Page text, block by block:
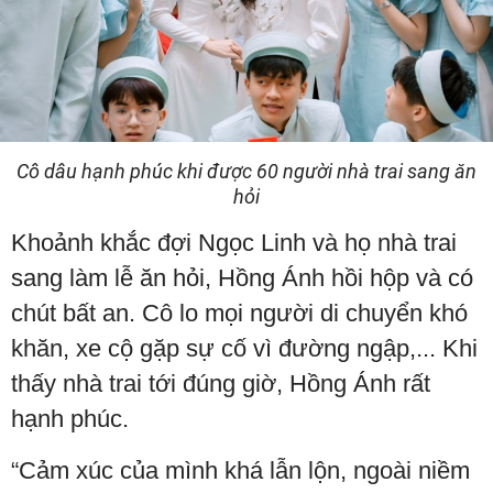
Cô dâu hạnh phúc khi được 60 người nhà trai sang ăn
hỏi
Khoảnh khắc đợi Ngọc Linh và họ nhà trai
sang làm lễ ăn hỏi, Hồng Ánh hồi hộp và có
chút bất an. Cô lo mọi người di chuyển khó
khăn, xe cộ gặp sự cố vì đường ngập,... Khi
thấy nhà trai tới đúng giờ, Hồng Ánh rất
hạnh phúc.
“Cảm xúc của mình khá lẫn lộn, ngoài niềm